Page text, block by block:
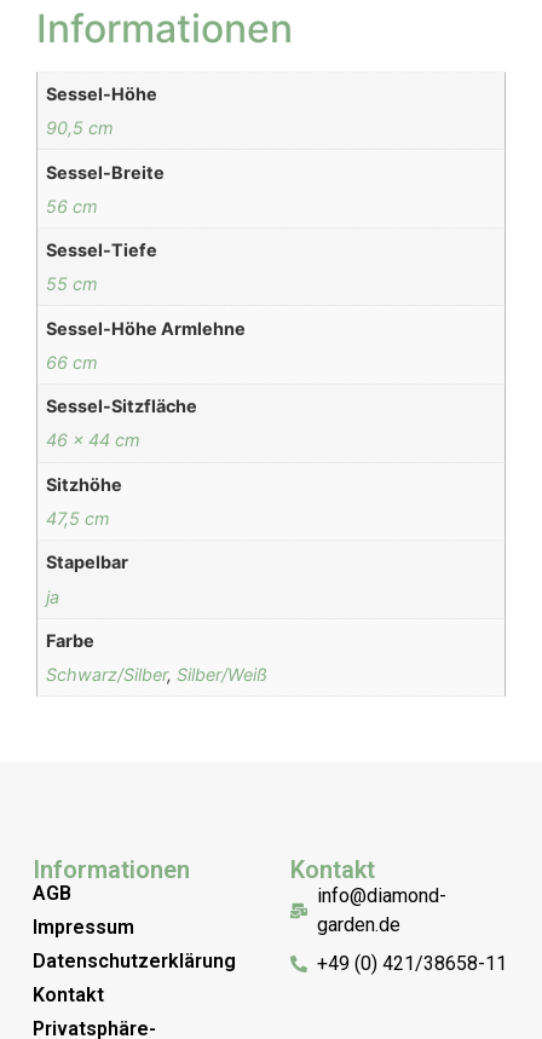
Informationen
Sessel-Höhe
90,5 cm
Sessel-Breite
56 cm
Sessel-Tiefe
55 cm
Sessel-Höhe Armlehne
66 cm
Sessel-Sitzfläche
46 x 44 cm
Sitzhöhe
47,5 cm
Stapelbar
ja
Farbe
Schwarz/Silber,Silber/Weiß
Informationen
AGB
Impressum
Datenschutzerklärung
Kontakt
Privatsphäre-
Kontakt
info@diamond-
garden.de
+49 (0) 421/38658-11